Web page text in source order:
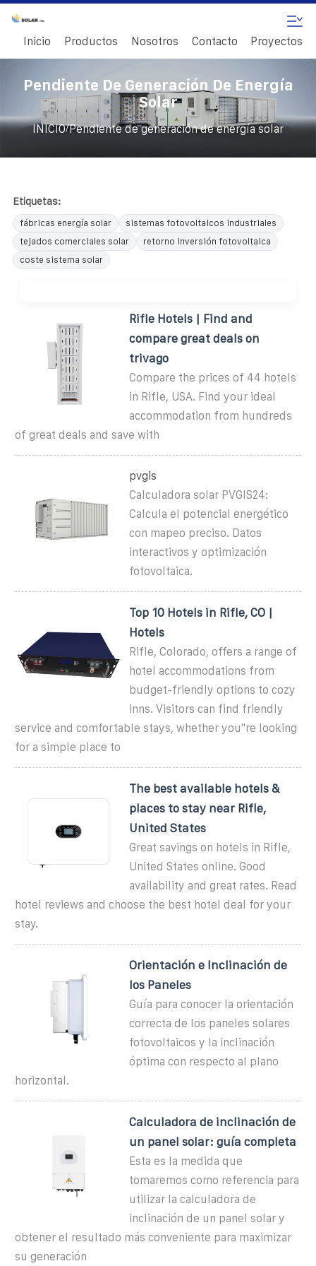
Inicio Productos Nosotros Contacto Proyectos
Pendiente De Generación De Energía
Solar
INICIO/Pendiente de generación de energía solar
Etiquetas:
fábricas energía solar
sistemas fotovoltaicos industriales
tejados comerciales solar
retorno inversión fotovoltaica
coste sistema solar
Rifle Hotels | Find and
compare great deals on
trivago
Compare the prices of 44 hotels
in Rifle, USA. Find your ideal
accommodation from hundreds
of great deals and save with
pvgis
Calculadora solar PVGIS24:
Calcula el potencial energético
con mapeo preciso. Datos
interactivos y optimización
fotovoltaica.
Top 10 Hotels in Rifle, CO |
Hotels
Rifle, Colorado, offers a range of
hotel accommodations from
budget-friendly options to cozy
inns. Visitors can find friendly
service and comfortable stays, whether you''re looking
for a simple place to
The best available hotels &
places to stay near Rifle,
United States
Great savings on hotels in Rifle,
United States online. Good
availability and great rates. Read
hotel reviews and choose the best hotel deal for your
stay.
Orientación e Inclinación de
los Paneles
Guía para conocer la orientación
correcta de los paneles solares
fotovoltaicos y la inclinación
óptima con respecto al plano
horizontal.
Calculadora de inclinación de
un panel solar: guía completa
Esta es la medida que
tomaremos como referencia para
utilizar la calculadora de
inclinación de un panel solar y
obtener el resultado más conveniente para maximizar
su generación